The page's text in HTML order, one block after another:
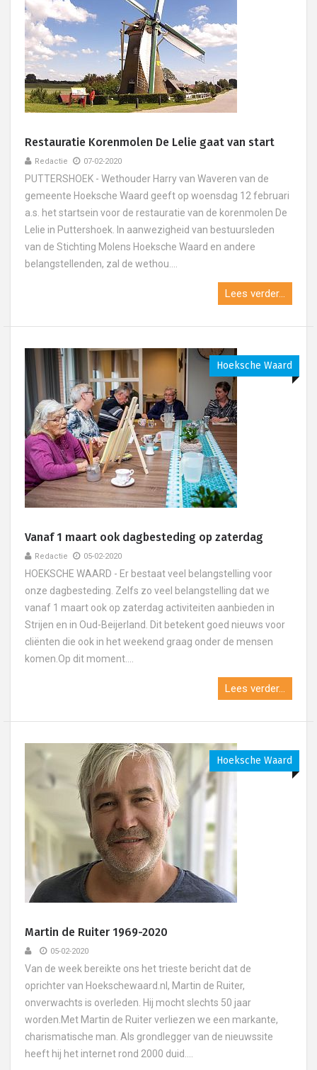
Restauratie Korenmolen De Lelie gaat van start
Redactie 07-02-2020
PUTTERSHOEK - Wethouder Harry van Waveren van de
gemeente Hoeksche Waard geeft op woensdag 12 februari
a.s. het startsein voor de restauratie van de korenmolen De
Lelie in Puttershoek. In aanwezigheid van bestuursleden
van de Stichting Molens Hoeksche Waard en andere
belangstellenden, zal de wethou....
Lees verder...
Hoeksche Waard
Vanaf 1 maart ook dagbesteding op zaterdag
Redactie 05-02-2020
HOEKSCHE WAARD - Er bestaat veel belangstelling voor
onze dagbesteding. Zelfs zo veel belangstelling dat we
vanaf 1 maart ook op zaterdag activiteiten aanbieden in
Strijen en in Oud-Beijerland. Dit betekent goed nieuws voor
cliënten die ook in het weekend graag onder de mensen
komen.Op dit moment....
Lees verder...
Hoeksche Waard
Martin de Ruiter 1969-2020
05-02-2020
Van de week bereikte ons het trieste bericht dat de
oprichter van Hoekschewaard.nl, Martin de Ruiter,
onverwachts is overleden. Hij mocht slechts 50 jaar
worden.Met Martin de Ruiter verliezen we een markante,
charismatische man. Als grondlegger van de nieuwssite
heeft hij het internet rond 2000 duid....